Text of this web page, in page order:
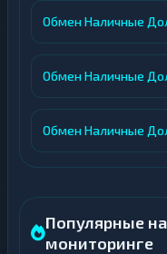
Обмен Наличные
Обмен Наличные
Обмен Наличные
Популярные
мониторинге